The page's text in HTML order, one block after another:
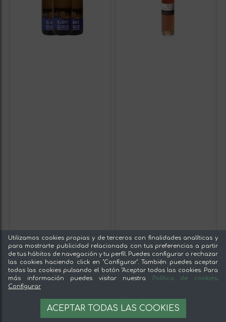
Utilizamos cookies propias y de terceros con finalidades analíticas y
para mostrarte publicidad relacionada con tus preferencias a partir
de tus hábitos de navegación y tu perfil. Puedes configurar o rechazar
las cookies haciendo click en "Configurar". También puedes aceptar
todas las cookies pulsando el botón "Aceptar todas las cookies. Para
más información puedes visitar nuestra
Política de cookies.
Configurar
ACEPTAR TODAS LAS COOKIES